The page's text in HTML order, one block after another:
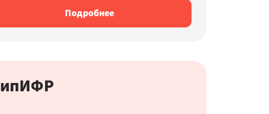
Подробнее